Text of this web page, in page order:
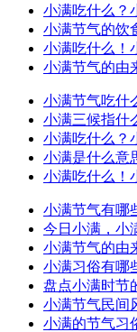
小满吃什么？
小满节气的饮
小满吃什么！
小满节气的由
小满节气吃什
小满三候指什
小满吃什么？
小满是什么意
小满吃什么！
小满节气有哪
今日小满，小
小满节气的由
小满习俗有哪
盘点小满时节
小满节气民间
小满的节气习